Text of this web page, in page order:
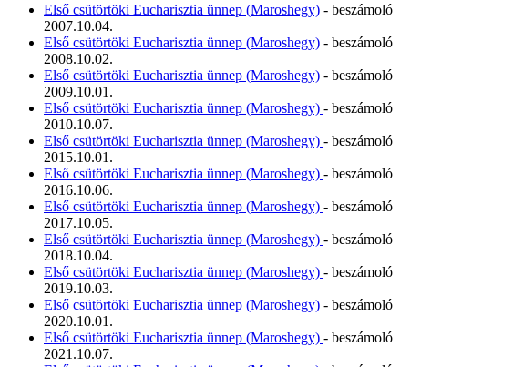
Első csütörtöki Eucharisztia ünnep (Maroshegy) - beszámoló
2007.10.04.
Első csütörtöki Eucharisztia ünnep (Maroshegy) - beszámoló
2008.10.02.
Első csütörtöki Eucharisztia ünnep (Maroshegy) - beszámoló
2009.10.01.
Első csütörtöki Eucharisztia ünnep (Maroshegy) - beszámoló
2010.10.07.
Első csütörtöki Eucharisztia ünnep (Maroshegy) - beszámoló
2015.10.01.
Első csütörtöki Eucharisztia ünnep (Maroshegy) - beszámoló
2016.10.06.
Első csütörtöki Eucharisztia ünnep (Maroshegy) - beszámoló
2017.10.05.
Első csütörtöki Eucharisztia ünnep (Maroshegy) - beszámoló
2018.10.04.
Első csütörtöki Eucharisztia ünnep (Maroshegy) - beszámoló
2019.10.03.
Első csütörtöki Eucharisztia ünnep (Maroshegy) - beszámoló
2020.10.01.
Első csütörtöki Eucharisztia ünnep (Maroshegy) - beszámoló
2021.10.07.